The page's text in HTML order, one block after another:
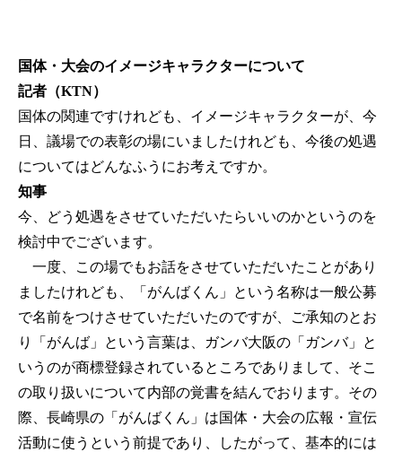
国体・大会のイメージキャラクターについて
記者（KTN）
国体の関連ですけれども、イメージキャラクターが、今
日、議場での表彰の場にいましたけれども、今後の処遇
についてはどんなふうにお考えですか。
知事
今、どう処遇をさせていただいたらいいのかというのを
検討中でございます。
一度、この場でもお話をさせていただいたことがあり
ましたけれども、「がんばくん」という名称は一般公募
で名前をつけさせていただいたのですが、ご承知のとお
り「がんば」という言葉は、ガンバ大阪の「ガンバ」と
いうのが商標登録されているところでありまして、そこ
の取り扱いについて内部の覚書を結んでおります。その
際、長崎県の「がんばくん」は国体・大会の広報・宣伝
活動に使うという前提であり、したがって、基本的には